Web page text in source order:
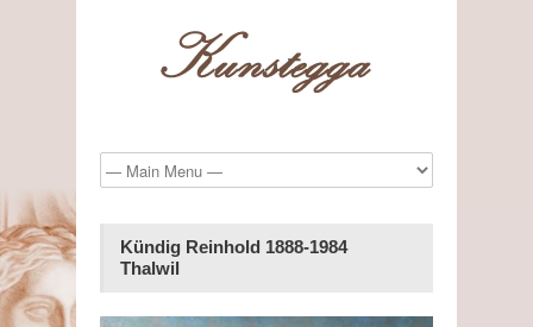
Kündig Reinhold 1888-1984
Thalwil